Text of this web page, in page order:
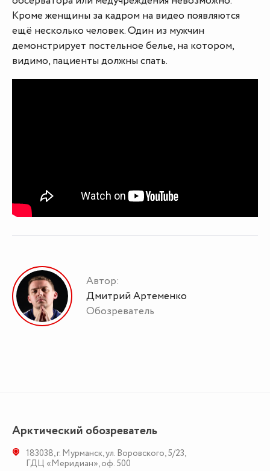
Кроме женщины за кадром на видео появляются
ещё несколько человек. Один из мужчин
демонстрирует постельное белье, на котором,
видимо, пациенты должны спать.
Автор:
Дмитрий Артеменко
Обозреватель
Арктический обозреватель
183038,г. Мурманск,ул. Воровского, 5/23,
ГДЦ «Меридиан», оф. 500